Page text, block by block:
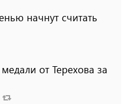
начнут считать
от Терехова за